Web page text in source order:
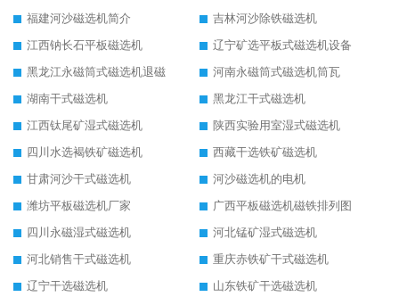
福建河沙磁选机简介
吉林河沙除铁磁选机
江西钠长石平板磁选机
辽宁矿选平板式磁选机设备
黑龙江永磁筒式磁选机退磁
河南永磁筒式磁选机筒瓦
湖南干式磁选机
黑龙江干式磁选机
江西钛尾矿湿式磁选机
陕西实验用室湿式磁选机
四川水选褐铁矿磁选机
西藏干选铁矿磁选机
甘肃河沙干式磁选机
河沙磁选机的电机
潍坊平板磁选机厂家
广西平板磁选机磁铁排列图
四川永磁湿式磁选机
河北锰矿湿式磁选机
河北销售干式磁选机
重庆赤铁矿干式磁选机
辽宁干选磁选机
山东铁矿干选磁选机